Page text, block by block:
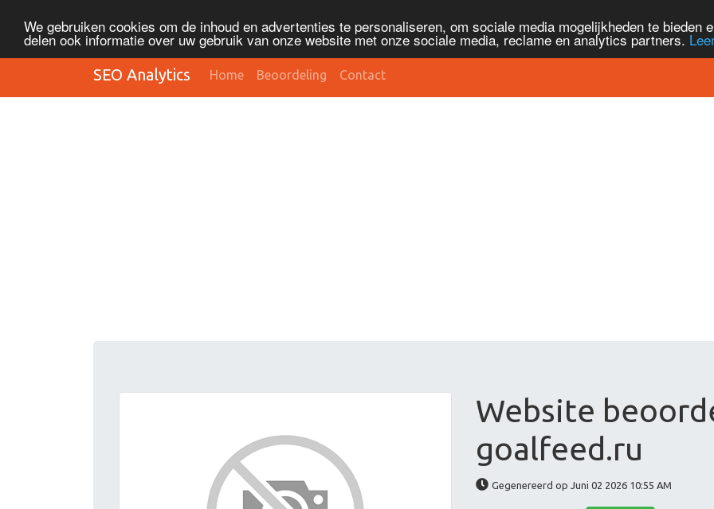
We gebruiken cookies om de inhoud en advertenties te personaliseren, om sociale media mogelijkheden te bieden
delen ook informatie over uw gebruik van onze website met onze sociale media, reclame en analytics partners.
SEO Analytics Home Beoordeling Contact
Website
goalfeed.ru
Gegenereerd op Juni 02 2026 10:55 AM